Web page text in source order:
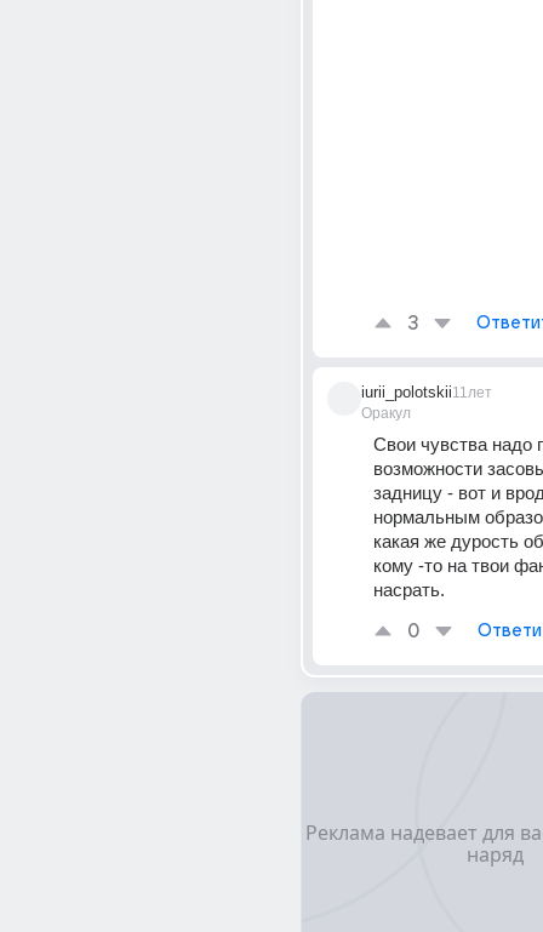
3
iurii_polotskii
Оракул
11лет
Свои чувства надо
возможности
задницу - вот и
нормальным
какая же дурость
кому -то на твои
насрать.
0